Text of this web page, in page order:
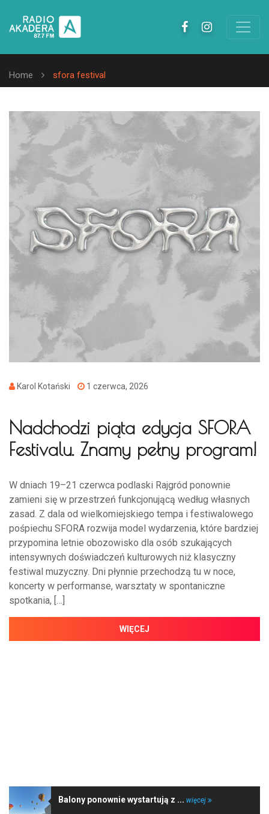
Home sfora festival
Karol Kotański 1 czerwca, 2026
Nadchodzi piąta edycja SFORA
Festivalu. Znamy pełny program!
W dniach 19–21 czerwca podlaski Rajgród ponownie
zamieni się w przestrzeń funkcjonującą według własnych
zasad. Z dala od wielkomiejskiego tempa i festiwalowego
pośpiechu SFORA rozwija model wydarzenia, które bardziej
przypomina letnie obozowisko dla osób szukających
intensywnych doświadczeń kulturowych niż klasyczny
festiwal muzyczny. Dni płynnie przechodzą tu w noce,
koncerty w performanse, warsztaty w spontaniczne
spotkania, […]
WIĘCEJ
Balony ponownie wystartują z ... więcej